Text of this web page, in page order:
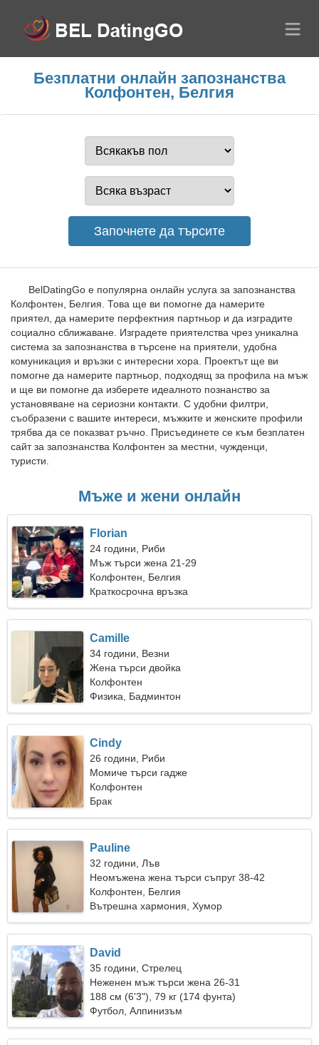
Безплатни онлайн запознанства
Колфонтен, Белгия
BelDatingGo е популярна онлайн услуга за запознанства
Колфонтен, Белгия. Това ще ви помогне да намерите
приятел, да намерите перфектния партньор и да изградите
социално сближаване. Изградете приятелства чрез уникална
система за запознанства в търсене на приятели, удобна
комуникация и връзки с интересни хора. Проектът ще ви
помогне да намерите партньор, подходящ за профила на мъж
и ще ви помогне да изберете идеалното познанство за
установяване на сериозни контакти. С удобни филтри,
съобразени с вашите интереси, мъжките и женските профили
трябва да се показват ръчно. Присъединете се към безплатен
сайт за запознанства Колфонтен за местни, чужденци,
туристи.
Мъже и жени онлайн
Florian
24 години, Риби
Мъж търси жена 21-29
Колфонтен, Белгия
Краткосрочна връзка
Camille
34 години, Везни
Жена търси двойка
Колфонтен
Физика, Бадминтон
Cindy
26 години, Риби
Момиче търси гадже
Колфонтен
Брак
Pauline
32 години, Лъв
Неомъжена жена търси съпруг 38-42
Колфонтен, Белгия
Вътрешна хармония, Хумор
David
35 години, Стрелец
Неженен мъж търси жена 26-31
188 см (6'3"), 79 кг (174 фунта)
Футбол, Алпинизъм